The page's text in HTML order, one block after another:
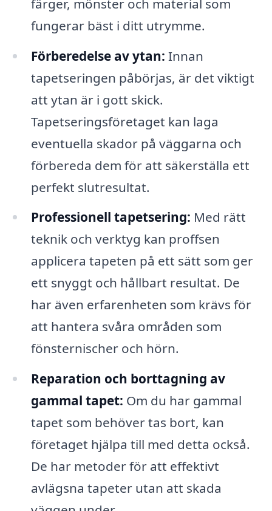
färger, mönster och material som
fungerar bäst i ditt utrymme.
Förberedelse av ytan: Innan
tapetseringen påbörjas, är det viktigt
att ytan är i gott skick.
Tapetseringsföretaget kan laga
eventuella skador på väggarna och
förbereda dem för att säkerställa ett
perfekt slutresultat.
Professionell tapetsering: Med rätt
teknik och verktyg kan proffsen
applicera tapeten på ett sätt som ger
ett snyggt och hållbart resultat. De
har även erfarenheten som krävs för
att hantera svåra områden som
fönsternischer och hörn.
Reparation och borttagning av
gammal tapet: Om du har gammal
tapet som behöver tas bort, kan
företaget hjälpa till med detta också.
De har metoder för att effektivt
avlägsna tapeter utan att skada